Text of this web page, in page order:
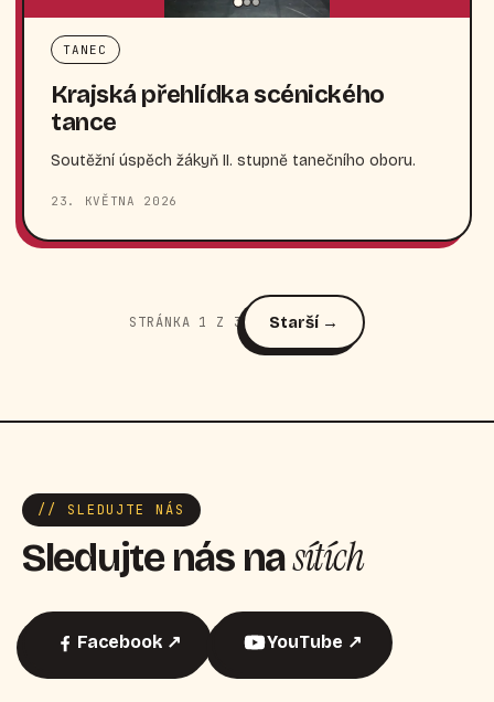
TANEC
Krajská přehlídka scénického
tance
Soutěžní úspěch žákyň II. stupně tanečního oboru.
23. KVĚTNA 2026
STRÁNKA 1 Z 3 Starší →
// SLEDUJTE NÁS
Sledujte nás nasítích
Facebook ↗ YouTube ↗